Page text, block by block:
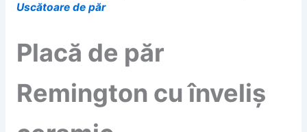
Uscătoare de păr
Placă de păr
Remington cu înveliș